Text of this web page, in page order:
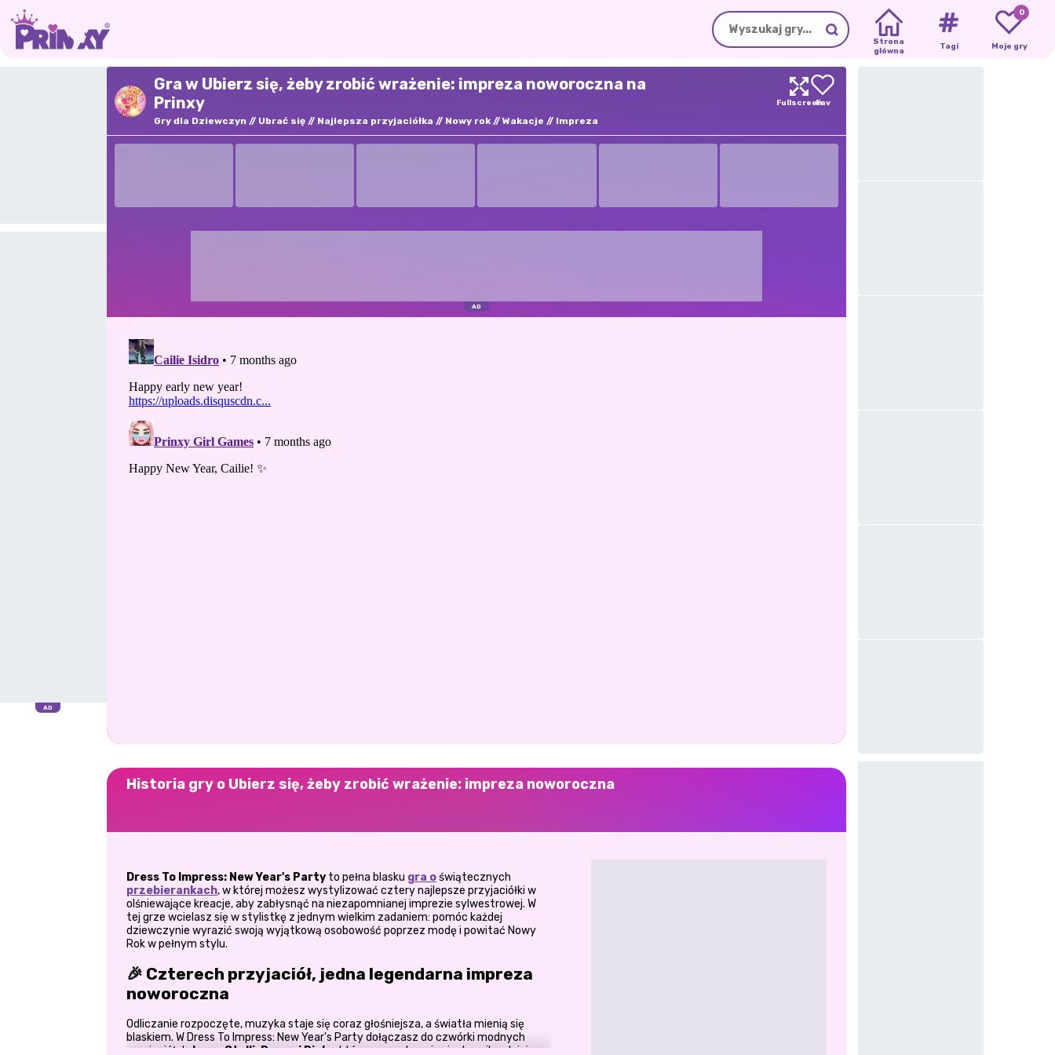
Strona
główna
Tagi
0
Moje gry
Gra w Ubierz się, żeby zrobić wrażenie: impreza noworoczna na
Prinxy
Gry dla Dziewczyn Ubrać się Najlepsza przyjaciółka Nowy rok Wakacje Impreza
Historia gry o Ubierz się, żeby zrobić wrażenie: impreza noworoczna
Dress To Impress: New Year's Party to pełna blasku gra oświątecznych
przebierankach, w której możesz wystylizować cztery najlepsze przyjaciółki w
olśniewające kreacje, aby zabłysnąć na niezapomnianej imprezie sylwestrowej. W
tej grze wcielasz się w stylistkę z jednym wielkim zadaniem: pomóc każdej
dziewczynie wyrazić swoją wyjątkową osobowość poprzez modę i powitać Nowy
Rok w pełnym stylu.
🎉 Czterech przyjaciół, jedna legendarna impreza
noworoczna
Odliczanie rozpoczęte, muzyka staje się coraz głośniejsza, a światła mienią się
blaskiem. W Dress To Impress: New Year's Party dołączasz do czwórki modnych
przyjaciółek, Luny, Stelli, Raven i Pinky, które przygotowują się do najbardziej